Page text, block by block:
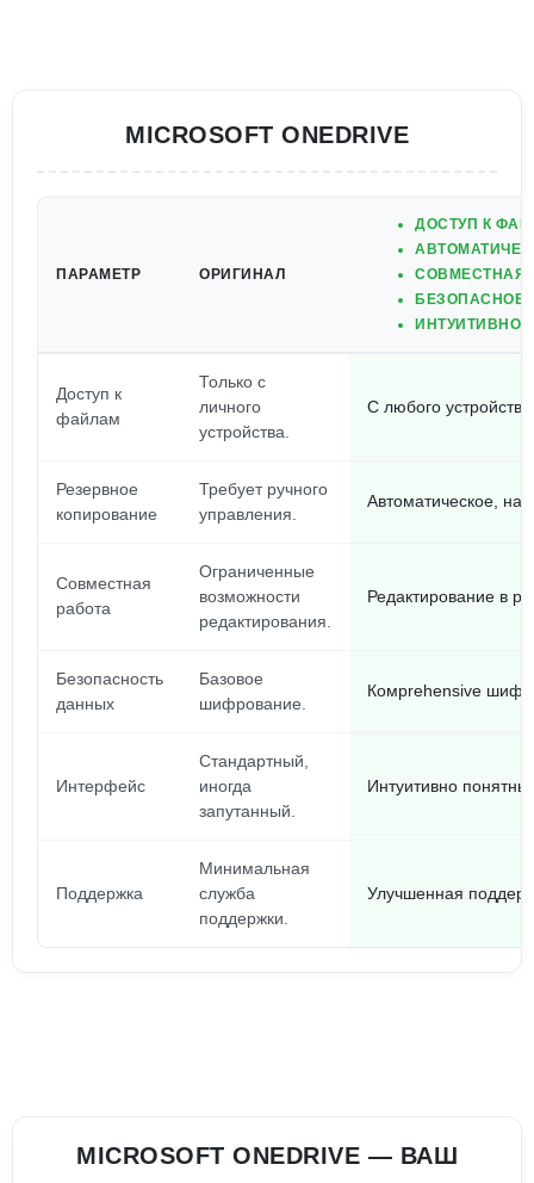
MICROSOFT ONEDRIVE
ПАРАМЕТР ОРИГИНАЛ
ДОСТУП К
СОВМЕСТНАЯ
БЕЗОПАСНОЕ
ИНТУИТИВНО
Доступ к
файлам
Только с
личного
устройства.
С любого
Резервное
копирование
Требует ручного
управления.
Автоматическое,
Совместная
работа
Ограниченные
возможности
редактирования.
Редактирование в
Безопасность
данных
Базовое
шифрование.
Комprehensive
Интерфейс
Стандартный,
иногда
запутанный.
Интуитивно
Поддержка
Минимальная
служба
поддержки.
Улучшенная
MICROSOFT ONEDRIVE — ВАШ